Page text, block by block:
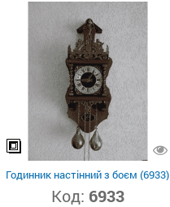
Годинник настінний з боєм (6933)
Код: 6933